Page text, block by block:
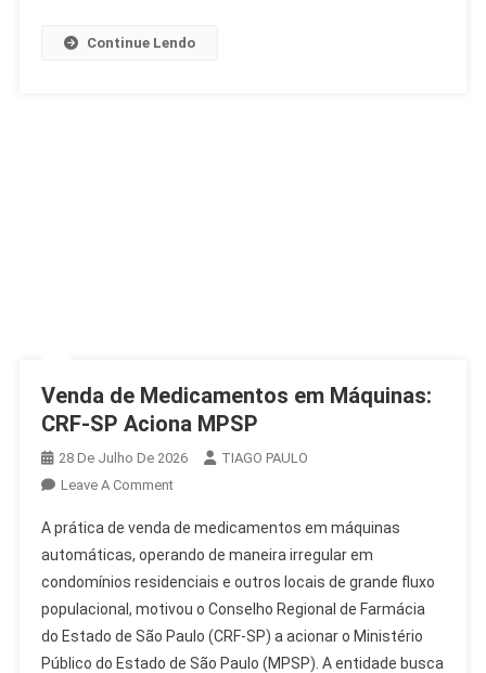
Continue Lendo
Venda de Medicamentos em Máquinas:
CRF-SP Aciona MPSP
28 De Julho De 2026
TIAGO PAULO
Leave A CommentOn
De
Medicamentos
Em
Máquinas:
CRF-
SP
A prática de venda de medicamentos em máquinas
automáticas, operando de maneira irregular em
condomínios residenciais e outros locais de grande fluxo
populacional, motivou o Conselho Regional de Farmácia
do Estado de São Paulo (CRF-SP) a acionar o Ministério
Público do Estado de São Paulo (MPSP). A entidade busca